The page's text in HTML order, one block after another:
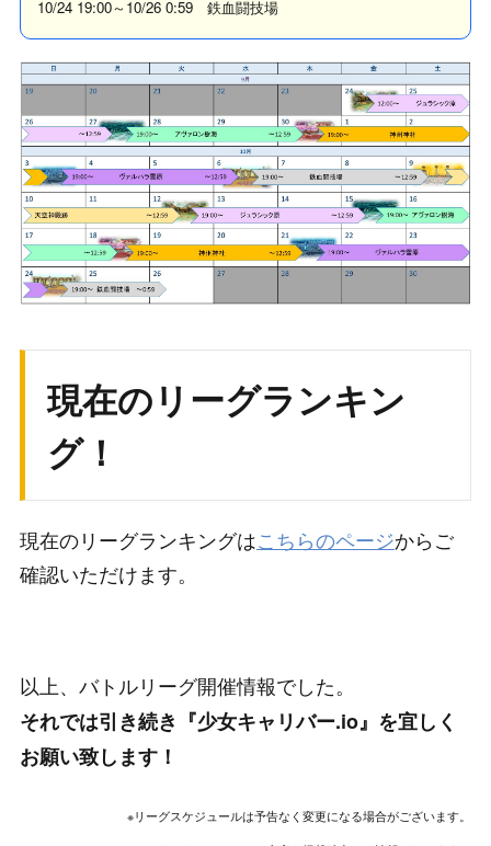
10/24 19:00～10/26 0:59 鉄血闘技場
現在のリーグランキン
グ！
現在のリーグランキングはこちらのページからご
確認いただけます。
以上、バトルリーグ開催情報でした。
それでは引き続き『少女キャリバー.io』を宜しく
お願い致します！
※リーグスケジュールは予告なく変更になる場合がございます。